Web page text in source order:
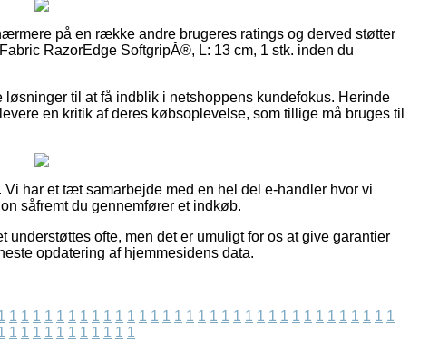
på en række andre brugeres ratings og derved støtter
RazorEdge SoftgripÂ®, L: 13 cm, 1 stk. inden du
til at få indblik i netshoppens kundefokus. Herinde
en kritik af deres købsoplevelse, som tillige må bruges til
har et tæt samarbejde med en hel del e-handler hvor vi
såfremt du gennemfører et indkøb.
understøttes ofte, men det er umuligt for os at give garantier
opdatering af hjemmesidens data.
1 1 1 1 1 1 1 1 1 1 1 1 1 1 1 1 1 1 1 1 1 1 1 1 1 1 1 1 1 1 1 1 1
1 1 1 1 1 1 1 1 1 1 1